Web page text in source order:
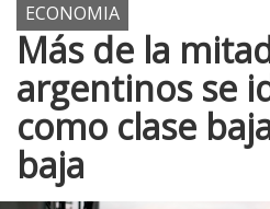
ECONOMIA
Más de la
argentinos se
como clase
baja